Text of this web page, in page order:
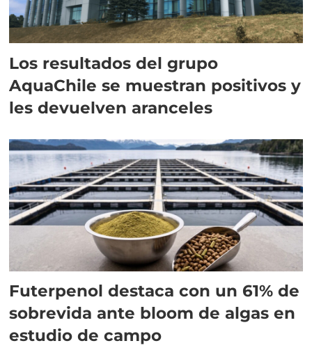
Los resultados del grupo
AquaChile se muestran positivos y
les devuelven aranceles
Futerpenol destaca con un 61% de
sobrevida ante bloom de algas en
estudio de campo